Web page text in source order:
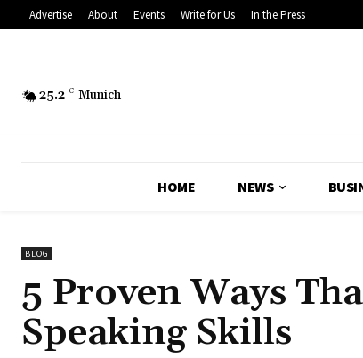
Advertise About Events Write for Us In the Press
25.2 C Munich
HOME NEWS
BLOG
5 Proven Ways
Speaking Skills